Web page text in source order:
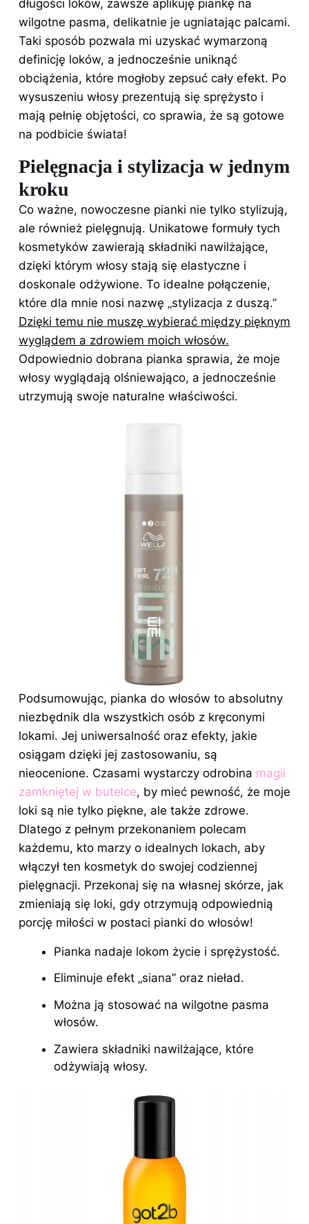
długości loków, zawsze aplikuję piankę na
wilgotne pasma, delikatnie je ugniatając palcami.
Taki sposób pozwala mi uzyskać wymarzoną
definicję loków, a jednocześnie uniknąć
obciążenia, które mogłoby zepsuć cały efekt. Po
wysuszeniu włosy prezentują się sprężysto i
mają pełnię objętości, co sprawia, że są gotowe
na podbicie świata!
Pielęgnacja i stylizacja w jednym
kroku
Co ważne, nowoczesne pianki nie tylko stylizują,
ale również pielęgnują. Unikatowe formuły tych
kosmetyków zawierają składniki nawilżające,
dzięki którym włosy stają się elastyczne i
doskonale odżywione. To idealne połączenie,
które dla mnie nosi nazwę „stylizacja z duszą.”
Dzięki temu nie muszę wybierać między pięknym
wyglądem a zdrowiem moich włosów.
Odpowiednio dobrana pianka sprawia, że moje
włosy wyglądają olśniewająco, a jednocześnie
utrzymują swoje naturalne właściwości.
Podsumowując, pianka do włosów to absolutny
niezbędnik dla wszystkich osób z kręconymi
lokami. Jej uniwersalność oraz efekty, jakie
osiągam dzięki jej zastosowaniu, są
nieocenione. Czasami wystarczy odrobina magii
zamkniętej w butelce, by mieć pewność, że moje
loki są nie tylko piękne, ale także zdrowe.
Dlatego z pełnym przekonaniem polecam
każdemu, kto marzy o idealnych lokach, aby
włączył ten kosmetyk do swojej codziennej
pielęgnacji. Przekonaj się na własnej skórze, jak
zmieniają się loki, gdy otrzymują odpowiednią
porcję miłości w postaci pianki do włosów!
Pianka nadaje lokom życie i sprężystość.
Eliminuje efekt „siana” oraz nieład.
Można ją stosować na wilgotne pasma
włosów.
Zawiera składniki nawilżające, które
odżywiają włosy.